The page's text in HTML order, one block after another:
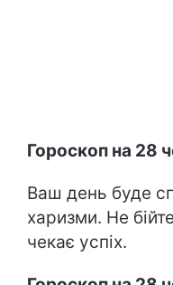
Гороскоп на 28
Ваш день буде
харизми. Не
чекає успіх.